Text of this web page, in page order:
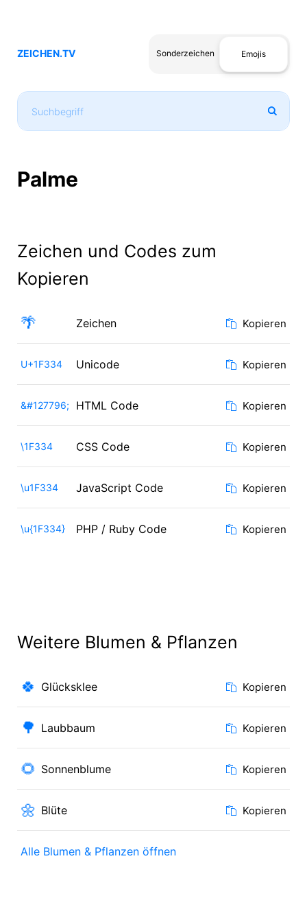
ZEICHEN.TV Sonderzeichen Emojis
Palme
Zeichen und Codes zum
Kopieren
🌴 Zeichen Kopieren
U+1F334 Unicode Kopieren
&#127796; HTML Code Kopieren
\1F334 CSS Code Kopieren
\u1F334 JavaScript Code Kopieren
\u{1F334} PHP / Ruby Code Kopieren
Weitere Blumen & Pflanzen
🍀 Glücksklee Kopieren
🌳 Laubbaum Kopieren
🌻 Sonnenblume Kopieren
🌼 Blüte Kopieren
Alle Blumen & Pflanzen öffnen